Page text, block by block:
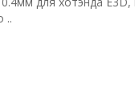
..